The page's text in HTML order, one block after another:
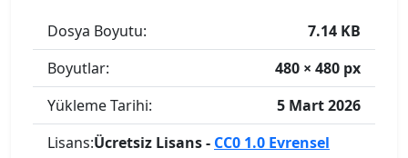
Dosya Boyutu:
7.14 KB
Boyutlar:
480 × 480 px
Yükleme Tarihi:
5 Mart 2026
Lisans:Ücretsiz Lisans - CC0 1.0 Evrensel